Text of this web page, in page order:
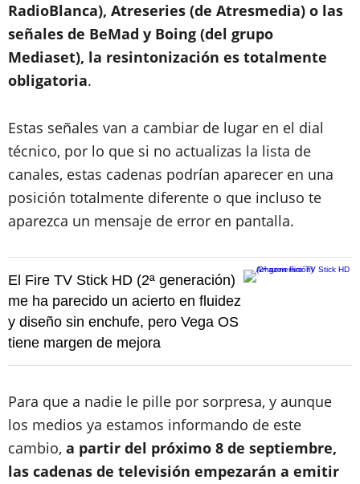
RadioBlanca), Atreseries (de Atresmedia) o las
señales de BeMad y Boing (del grupo
Mediaset), la resintonización es totalmente
obligatoria.
Estas señales van a cambiar de lugar en el dial
técnico, por lo que si no actualizas la lista de
canales, estas cadenas podrían aparecer en una
posición totalmente diferente o que incluso te
aparezca un mensaje de error en pantalla.
El Fire TV Stick HD (2ª generación)
me ha parecido un acierto en fluidez
y diseño sin enchufe, pero Vega OS
tiene margen de mejora
Para que a nadie le pille por sorpresa, y aunque
los medios ya estamos informando de este
cambio, a partir del próximo 8 de septiembre,
las cadenas de televisión empezarán a emitir